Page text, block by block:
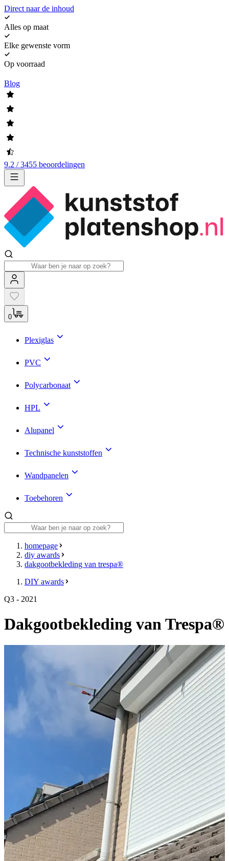
Direct naar de inhoud
Alles op maat
Elke gewenste vorm
Op voorraad
Blog
9.2 / 3455 beoordelingen
0
Plexiglas
PVC
Polycarbonaat
HPL
Alupanel
Technische kunststoffen
Wandpanelen
Toebehoren
homepage
diy awards
dakgootbekleding van trespa®
DIY awards
Q3 - 2021
Dakgootbekleding van Trespa®